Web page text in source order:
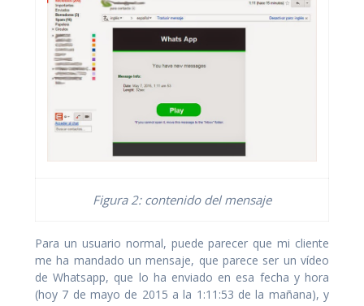
Figura 2: contenido del mensaje
Para un usuario normal, puede parecer que mi cliente
me ha mandado un mensaje, que parece ser un vídeo
de Whatsapp, que lo ha enviado en esa fecha y hora
(hoy 7 de mayo de 2015 a la 1:11:53 de la mañana), y